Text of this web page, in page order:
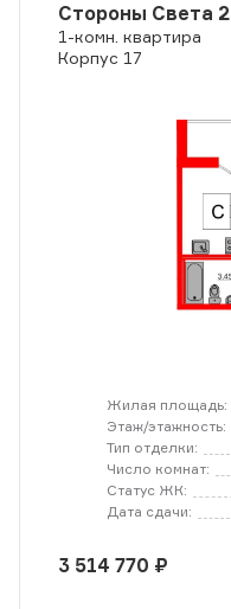
Стороны Света 2
1-комн. квартира
Корпус 17
Жилая площадь:
Этаж/этажность:
Тип отделки:
Число комнат:
Статус ЖК:
Дата сдачи:
3 514 770 ₽